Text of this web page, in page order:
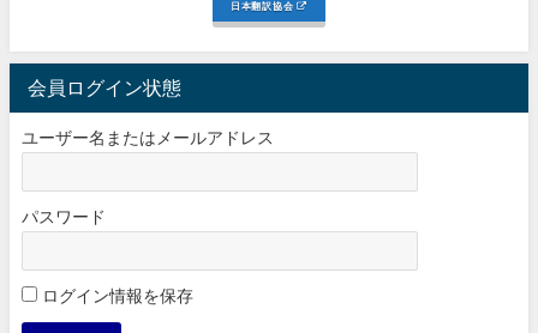
日本翻訳協会
会員ログイン状態
ユーザー名またはメールアドレス
パスワード
ログイン情報を保存